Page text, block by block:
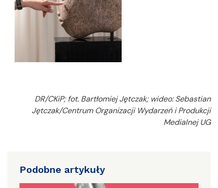
DR/CKiP; fot. Bartłomiej Jętczak; wideo: Sebastian
Jętczak/Centrum Organizacji Wydarzeń i Produkcji
Medialnej UG
Podobne artykuły